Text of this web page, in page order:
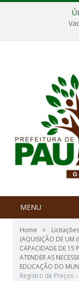
MENU
Home » Licitações
(AQUISIÇÃO DE UM
CAPACIDADE DE 15
ATENDER AS
EDUCAÇÃO DO
Registro de Preços